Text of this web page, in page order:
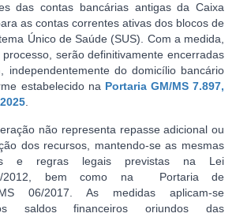
das contas bancárias antigas da Caixa
as contas correntes ativas dos blocos de
Único de Saúde (SUS). Com a medida,
serão definitivamente encerradas
independentemente do domicílio bancário
estabelecido na Portaria GM/MS 7.897,
.
não representa repasse adicional ou
dos recursos, mantendo-se as mesmas
e regras legais previstas na Lei
2012, bem como na Portaria de
MS 06/2017. As medidas aplicam-se
saldos financeiros oriundos das